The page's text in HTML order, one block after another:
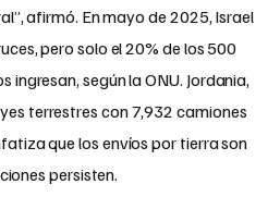
afirmó. En mayo de 2025, Israel
pero solo el 20% de los 500
ingresan, según la ONU. Jordania,
terrestres con 7,932 camiones
que los envíos por tierra son
persisten.